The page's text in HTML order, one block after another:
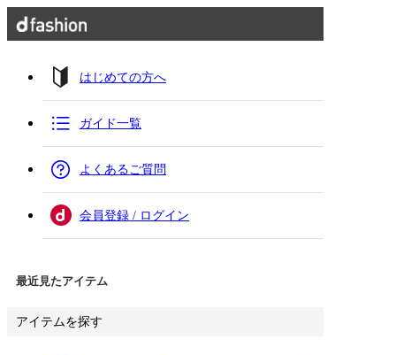
はじめての方へ
ガイド一覧
よくあるご質問
会員登録 / ログイン
最近見たアイテム
アイテムを探す